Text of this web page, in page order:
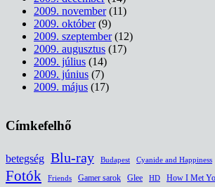
2009. november(11)
2009. október(9)
2009. szeptember(12)
2009. augusztus (17)
2009. július (14)
2009. június (7)
2009. május (17)
Címkefelhő
betegség Blu-ray Budapest Cyanide and Happiness
Fotók Friends Gamer sarok Glee HD How I Met